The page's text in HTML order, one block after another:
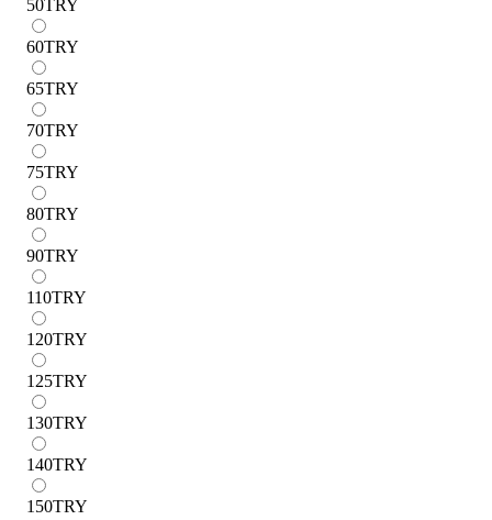
50TRY
60TRY
65TRY
70TRY
75TRY
80TRY
90TRY
110TRY
120TRY
125TRY
130TRY
140TRY
150TRY